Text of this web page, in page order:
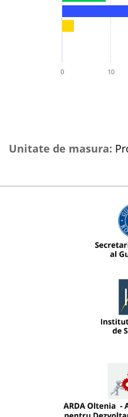
0 10
Unitate de masura: